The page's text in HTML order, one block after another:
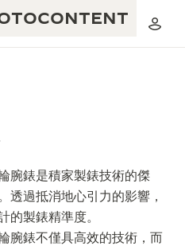
錶是積家製錶技術的傑
透過抵消地心引力的影響，
的製錶精準度。
錶不僅具高效的技術，而